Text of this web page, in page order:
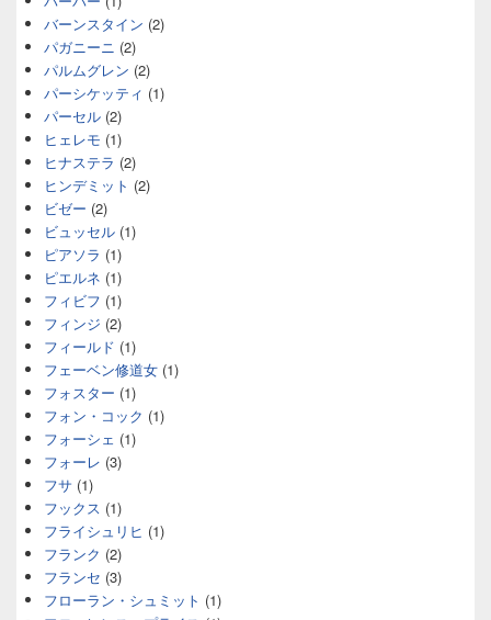
バーンスタイン (2)
パガニーニ (2)
パルムグレン (2)
パーシケッティ (1)
パーセル (2)
ヒェレモ (1)
ヒナステラ (2)
ヒンデミット (2)
ビゼー (2)
ビュッセル (1)
ピアソラ (1)
ピエルネ (1)
フィビフ (1)
フィンジ (2)
フィールド (1)
フェーベン修道女 (1)
フォスター (1)
フォン・コック (1)
フォーシェ (1)
フォーレ (3)
フサ (1)
フックス (1)
フライシュリヒ (1)
フランク (2)
フランセ (3)
フローラン・シュミット (1)